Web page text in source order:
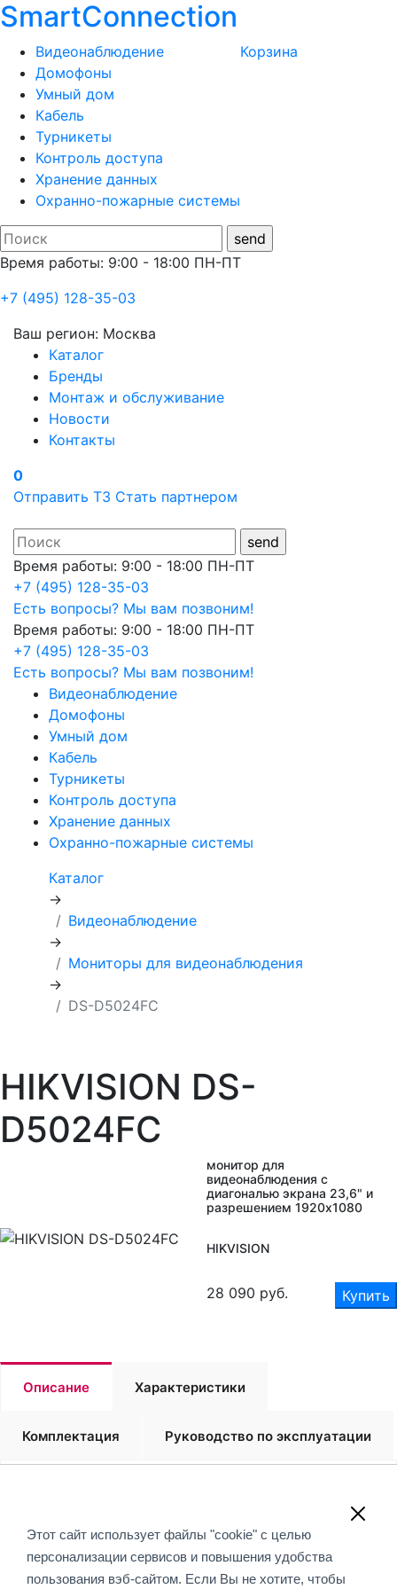
SmartConnection
Видеонаблюдение
Домофоны
Умный дом
Кабель
Турникеты
Контроль доступа
Хранение данных
Охранно-пожарные системы
Корзина
Время работы: 9:00 - 18:00 ПН-ПТ
+7 (495) 128-35-03
Ваш регион: Москва
Каталог
Бренды
Монтаж и обслуживание
Новости
Контакты
0
Отправить ТЗ Стать партнером
Время работы: 9:00 - 18:00 ПН-ПТ
+7 (495) 128-35-03
Есть вопросы? Мы вам позвоним!
Время работы: 9:00 - 18:00 ПН-ПТ
+7 (495) 128-35-03
Есть вопросы? Мы вам позвоним!
Видеонаблюдение
Домофоны
Умный дом
Кабель
Турникеты
Контроль доступа
Хранение данных
Охранно-пожарные системы
Каталог
→
Видеонаблюдение
→
Мониторы для видеонаблюдения
→
DS-D5024FC
HIKVISION DS-
D5024FC
монитор для
видеонаблюдения с
диагональю экрана 23,6" и
разрешением 1920х1080
HIKVISION
28 090 руб. Купить
Описание Характеристики
Комплектация Руководство по эксплуатации
Обращаем Ваше внимание, что вся информация,
размещенная на данном интернет-сайте, носит
информационный характер и не является публичной
Этот сайт использует файлы "cookie" с целью
персонализации сервисов и повышения удобства
пользования вэб-сайтом. Если Вы не хотите, чтобы